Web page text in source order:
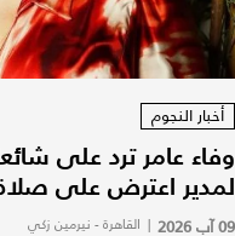
أخبار النجوم
وفاء عامر ترد على
لمدير اعترض على
09 آب 2026 | القاهرة - نيرمين زكي